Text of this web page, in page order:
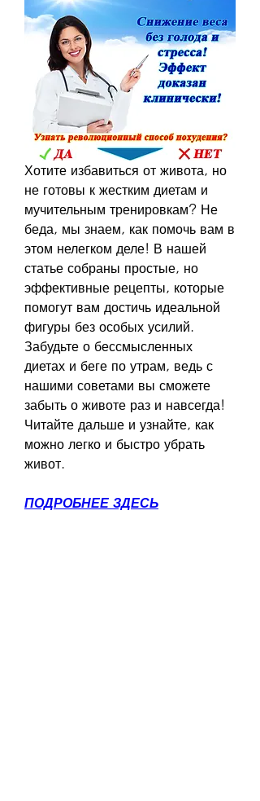
Хотите избавиться от живота, но
не готовы к жестким диетам и
мучительным тренировкам? Не
беда, мы знаем, как помочь вам в
этом нелегком деле! В нашей
статье собраны простые, но
эффективные рецепты, которые
помогут вам достичь идеальной
фигуры без особых усилий.
Забудьте о бессмысленных
диетах и беге по утрам, ведь с
нашими советами вы сможете
забыть о животе раз и навсегда!
Читайте дальше и узнайте, как
можно легко и быстро убрать
живот.
ПОДРОБНЕЕ ЗДЕСЬ